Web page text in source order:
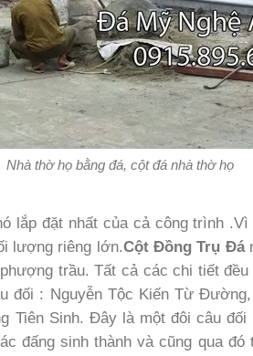
Nhà thờ họ bằng đá, cột đá nhà thờ họ
lắp đặt nhất của cả công trình
lượng riêng lớn.Cột Đồng Trụ Đá
trầu. Tất cả các chi tiết
đối : Nguyễn Tộc Kiến Từ
Tiên Sinh. Đây là một đôi câu
đấng sinh thành và cũng qua